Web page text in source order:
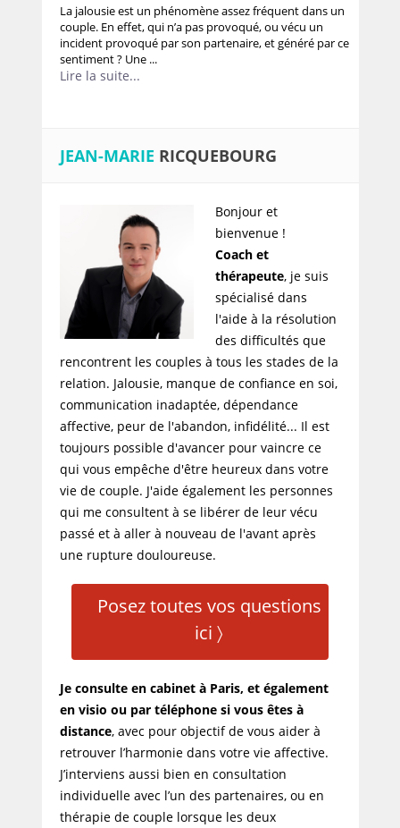
La jalousie est un phénomène assez fréquent dans un
couple. En effet, qui n’a pas provoqué, ou vécu un
incident provoqué par son partenaire, et généré par ce
sentiment ? Une ...
Lire la suite...
JEAN-MARIE RICQUEBOURG
Bonjour et
bienvenue !
Coach et
thérapeute, je suis
spécialisé dans
l'aide à la résolution
des difficultés que
rencontrent les couples à tous les stades de la
relation. Jalousie, manque de confiance en soi,
communication inadaptée, dépendance
affective, peur de l'abandon, infidélité... Il est
toujours possible d'avancer pour vaincre ce
qui vous empêche d'être heureux dans votre
vie de couple. J'aide également les personnes
qui me consultent à se libérer de leur vécu
passé et à aller à nouveau de l'avant après
une rupture douloureuse.
Posez toutes vos questions
ici 〉
Je consulte en cabinet à Paris, et également
en visio ou par téléphone si vous êtes à
distance, avec pour objectif de vous aider à
retrouver l’harmonie dans votre vie affective.
J’interviens aussi bien en consultation
individuelle avec l’un des partenaires, ou en
thérapie de couple lorsque les deux